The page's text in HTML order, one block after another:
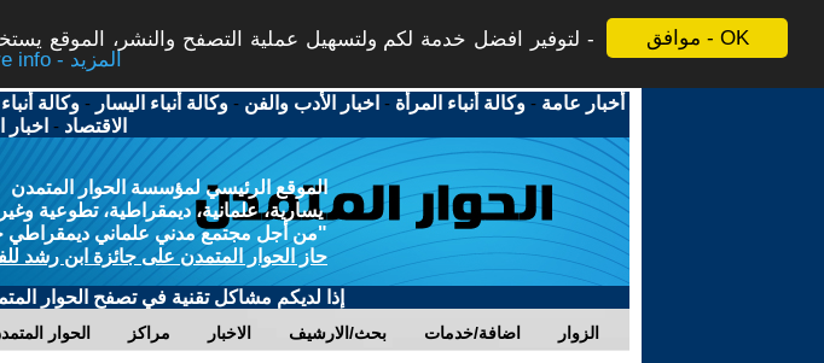
موافق - OK
لتوفير افضل خدمة لكم ولتسهيل عملية التصفح والنشر، الموقع
More info - المزيد
أخبار عامة -وكالة أنباء المرأة - اخبار الأدب والفن -وكالة أنباء اليسار -وكالة
الاقتصاد -
الموقع الرئيسي لمؤسسة الحوار المتمدن
يسارية، علمانية، ديمقراطية، تطوعية
"من أجل مجتمع مدني علماني ديمقراطي
حاز الحوار المتمدن على جائزة ابن رشد
إذا لديكم مشاكل تقنية في تصفح الحوار
الحوار مراكز الاخبار بحث/الارشيف اضافة/خدمات الزوار